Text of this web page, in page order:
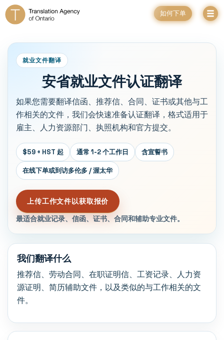
如何下单
就业文件翻译
安省就业文件认证翻译
如果您需要翻译信函、推荐信、合同、证书或其他与工
作相关的文件，我们会快速准备认证翻译，格式适用于
雇主、人力资源部门、执照机构和官方提交。
$59 + HST 起 通常 1-2 个工作日 含宣誓书
在线下单或到访多伦多 / 渥太华
上传工作文件以获取报价
最适合就业记录、信函、证书、合同和辅助专业文件。
我们翻译什么
推荐信、劳动合同、在职证明信、工资记录、人力资
源证明、简历辅助文件，以及类似的与工作相关的文
件。